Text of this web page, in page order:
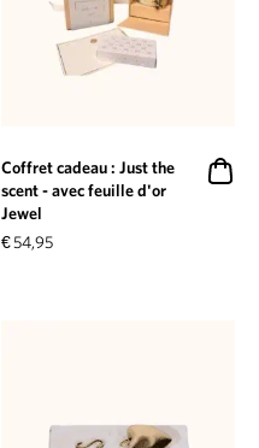
Coffret cadeau : Just the
scent - avec feuille d'or
Jewel
€54,95